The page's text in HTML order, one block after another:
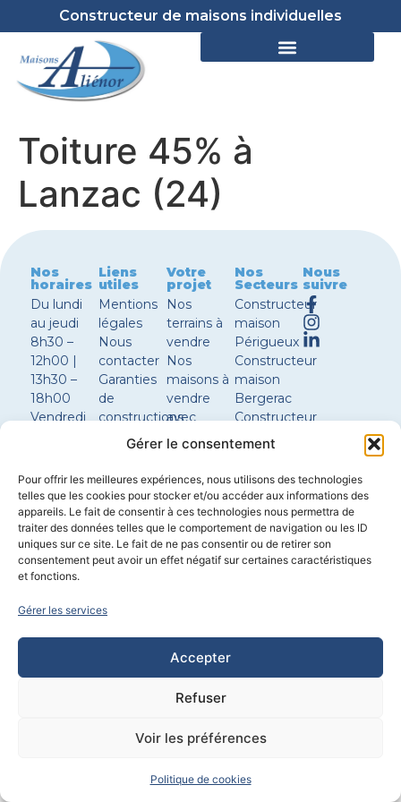
Gérer le consentement
Pour offrir les meilleures expériences, nous utilisons des technologies
telles que les cookies pour stocker et/ou accéder aux informations des
appareils. Le fait de consentir à ces technologies nous permettra de
traiter des données telles que le comportement de navigation ou les ID
uniques sur ce site. Le fait de ne pas consentir ou de retirer son
consentement peut avoir un effet négatif sur certaines caractéristiques
et fonctions.
Gérer les services
Accepter
Refuser
Voir les préférences
Politique de cookies
Constructeur de maisons individuelles
Toiture 45% à
Lanzac (24)
Nos
horaires
Du lundi
au jeudi
8h30 –
12h00 |
13h30 –
18h00
Vendredi
14h00 –
17h30
Samedi
sur
rendez-
vous
Liens
utiles
Mentions
légales
Nous
contacter
Garanties
de
constructions
Réglementations
environnementales
Votre
projet
Nos
terrains à
vendre
Nos
maisons à
vendre
avec
terrain
Nos plans
de maison
Configurer
ma
maison
Nos
Secteurs
Constructeur
maison
Périgueux
Constructeur
maison
Bergerac
Constructeur
maison
Sarlat
Constructeur
maison
Boulazac
Constructeur
maison
Brantôme
Nous
suivre